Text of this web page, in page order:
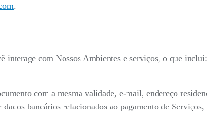
.
interage com Nossos Ambientes e serviços, o que inclui:
com a mesma validade, e-mail, endereço
bancários relacionados ao pagamento de